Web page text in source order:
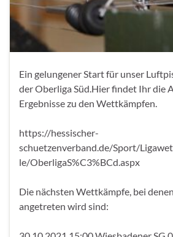
Ein gelungener Start für unser
der Oberliga Süd.Hier findet Ihr die
Ergebnisse zu den Wettkämpfen.
https://hessischer-
schuetzenverband.de/Sport/
le/OberligaS%C3%BCd.aspx
Die nächsten Wettkämpfe, bei
angetreten wird sind: